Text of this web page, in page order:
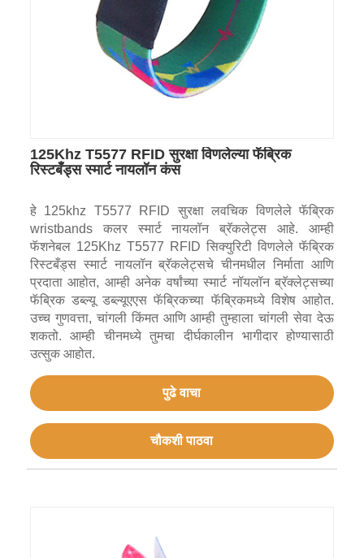
125Khz T5577 RFID सुरक्षा विणलेल्या फॅब्रिक
रिस्टबँड्स स्मार्ट नायलॉन कंस
हे 125khz T5577 RFID सुरक्षा लवचिक विणलेले फॅब्रिक
wristbands कलर स्मार्ट नायलॉन ब्रॅकलेट्स आहे. आम्ही
फॅशनेबल 125Khz T5577 RFID सिक्युरिटी विणलेले फॅब्रिक
रिस्टबँड्स स्मार्ट नायलॉन ब्रॅकलेट्सचे चीनमधील निर्माता आणि
प्रदाता आहोत, आम्ही अनेक वर्षांच्या स्मार्ट नॉयलॉन ब्रॅक्लेट्सच्या
फॅब्रिक डब्ल्यू डब्ल्यूएएस फॅब्रिकच्या फॅब्रिकमध्ये विशेष आहोत.
उच्च गुणवत्ता, चांगली किंमत आणि आम्ही तुम्हाला चांगली सेवा देऊ
शकतो. आम्ही चीनमध्ये तुमचा दीर्घकालीन भागीदार होण्यासाठी
उत्सुक आहोत.
पुढे वाचा
चौकशी पाठवा